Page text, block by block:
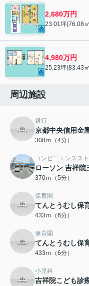
2,680万円
23.01坪(76.08
4,980万円
25.23坪(83.43
周辺施設
銀行
京都中央信用金
308ｍ（4分）
コンビニエンスス
ローソン 吉祥院
370ｍ（5分）
保育園
てんとうむし保
433ｍ（6分）
保育園
てんとうむし保
433ｍ（6分）
小児科
吉祥院こども診